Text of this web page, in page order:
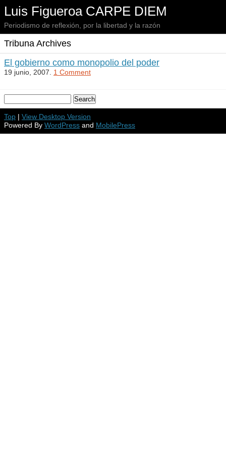
Luis Figueroa CARPE DIEM
Periodismo de reflexión, por la libertad y la razón
Tribuna Archives
El gobierno como monopolio del poder
19 junio, 2007. 1 Comment
Top | View Desktop Version
Powered By WordPress and MobilePress